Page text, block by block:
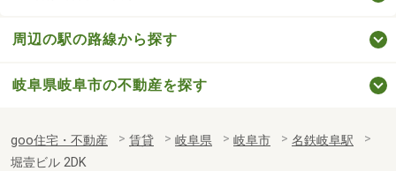
周辺の駅の路線から探す
岐阜県岐阜市の不動産を探す
goo住宅・不動産 賃貸 岐阜県 岐阜市
名鉄岐阜駅
堀壹ビル 2DK